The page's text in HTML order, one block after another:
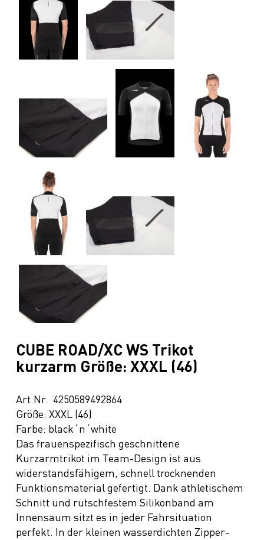
CUBE ROAD/XC WS Trikot
kurzarm Größe: XXXL (46)
Art.Nr. 4250589492864
Größe: XXXL (46)
Farbe: black´n´white
Das frauenspezifisch geschnittene
Kurzarmtrikot im Team-Design ist aus
widerstandsfähigem, schnell trocknenden
Funktionsmaterial gefertigt. Dank athletischem
Schnitt und rutschfestem Silikonband am
Innensaum sitzt es in jeder Fahrsituation
perfekt. In der kleinen wasserdichten Zipper-